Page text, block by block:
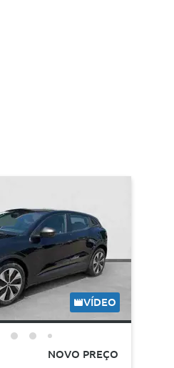
VÍDEO
NOVO PREÇO